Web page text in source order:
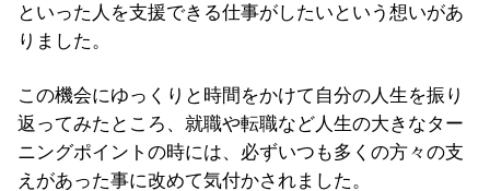
といった人を支援できる仕事がしたいという想いがあ
りました。
この機会にゆっくりと時間をかけて自分の人生を振り
返ってみたところ、就職や転職など人生の大きなター
ニングポイントの時には、必ずいつも多くの方々の支
えがあった事に改めて気付かされました。